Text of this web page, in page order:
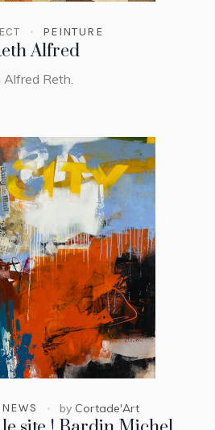
PEINTURE
Alfred
Reth.
NEWS by Cortade'Art